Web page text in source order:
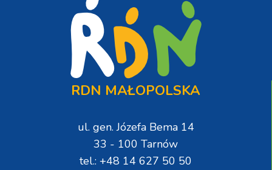
RDN MAŁOPOLSKA
ul. gen. Józefa Bema 14
33 - 100 Tarnów
tel.: +48 14 627 50 50